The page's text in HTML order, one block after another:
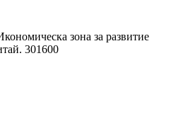
зона за развитие
301600